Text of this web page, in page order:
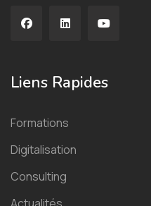
Liens Rapides
Formations
Digitalisation
Consulting